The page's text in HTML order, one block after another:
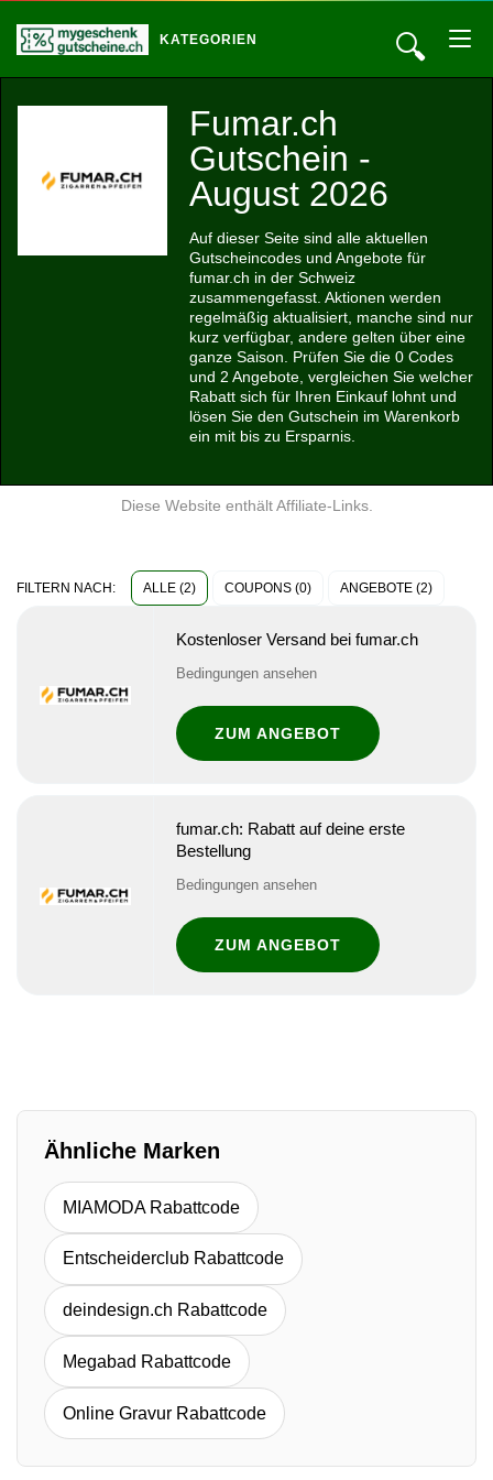
🔍
KATEGORIEN
Fumar.ch
Gutschein -
August 2026
Auf dieser Seite sind alle aktuellen
Gutscheincodes und Angebote für
fumar.ch in der Schweiz
zusammengefasst. Aktionen werden
regelmäßig aktualisiert, manche sind nur
kurz verfügbar, andere gelten über eine
ganze Saison. Prüfen Sie die 0 Codes
und 2 Angebote, vergleichen Sie welcher
Rabatt sich für Ihren Einkauf lohnt und
lösen Sie den Gutschein im Warenkorb
ein mit bis zu Ersparnis.
Diese Website enthält Affiliate-Links.
FILTERN NACH: ALLE (2) COUPONS (0) ANGEBOTE (2)
Kostenloser Versand bei fumar.ch
Bedingungen ansehen
ZUM ANGEBOT
fumar.ch: Rabatt auf deine erste
Bestellung
Bedingungen ansehen
ZUM ANGEBOT
Ähnliche Marken
MIAMODA Rabattcode
Entscheiderclub Rabattcode
deindesign.ch Rabattcode
Megabad Rabattcode
Online Gravur Rabattcode